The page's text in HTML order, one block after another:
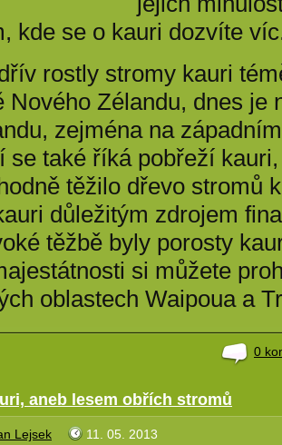
kde se o kauri dozvíte
rostly stromy kauri
Nového Zélandu, dnes je
zejména na
se také říká pobřeží
těžilo dřevo stromů
důležitým zdrojem
těžbě byly porosty
si můžete
oblastech Waipoua a
0
aneb lesem obřích stromů
Lejsek 11. 05. 2013